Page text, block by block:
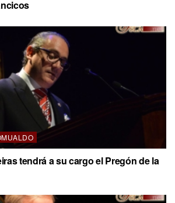
tendrá a su cargo el Pregón de la